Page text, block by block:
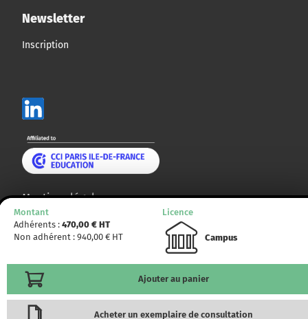
Montant
Adhérents : 470,00 € HT
Non adhérent : 940,00 € HT
Licence
Campus
Ajouter au panier
Acheter un exemplaire de consultation
Newsletter
Inscription
Mentions légales
Plan du site
© CCMP 2014 - 2025. Tous droits réservés.